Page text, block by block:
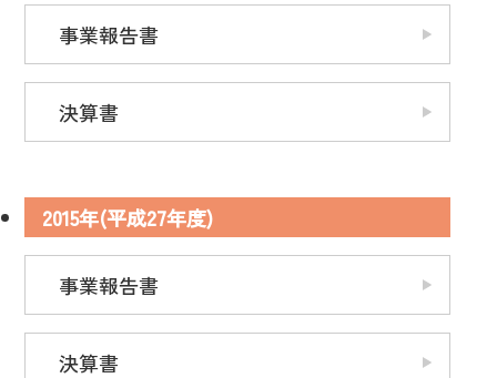
事業報告書
決算書
2015年(平成27年度)
事業報告書
決算書